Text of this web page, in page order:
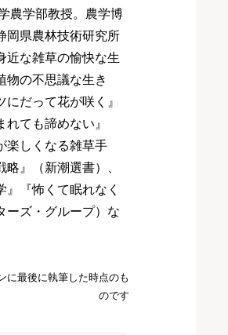
農学部教授。農学博
岡県農林技術研究所
近な雑草の愉快な生
物の不思議な生き
だって花が咲く』
れても諦めない』
楽しくなる雑草手
』（新潮選書）、
』『怖くて眠れなく
ーズ・グループ）な
に最後に執筆した時点のも
のです